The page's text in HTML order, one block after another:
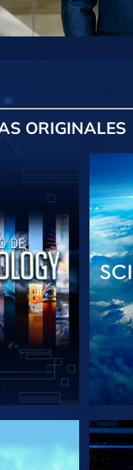
ORIGINALES
SERIES